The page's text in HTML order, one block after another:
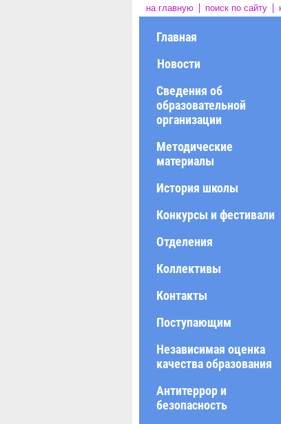
на главную поиск по сайту
Главная
Новости
Сведения об
образовательной
организации
Методические
материалы
История школы
Конкурсы и фестивали
Отделения
Коллективы
Контакты
Поступающим
Независимая оценка
качества образования
Антитеррор и
безопасность